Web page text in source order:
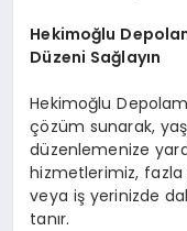
Hekimoğlu
Düzeni Sağlayın
Hekimoğlu
çözüm sunarak,
düzenlemenize
hizmetlerimiz, fazla
veya iş yerinizde
tanır.